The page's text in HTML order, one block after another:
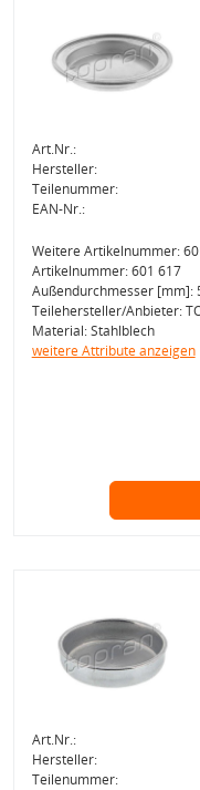
Art.Nr.:
Hersteller:
Teilenummer:
EAN-Nr.:
Weitere Artikelnummer:
Artikelnummer: 601 617
Außendurchmesser [mm]:
Teilehersteller/Anbieter:
Material: Stahlblech
weitere Attribute anzeigen
Art.Nr.:
Hersteller:
Teilenummer: